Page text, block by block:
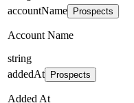
accountName
Prospects
Account Name
string
addedAt
Prospects
Added At